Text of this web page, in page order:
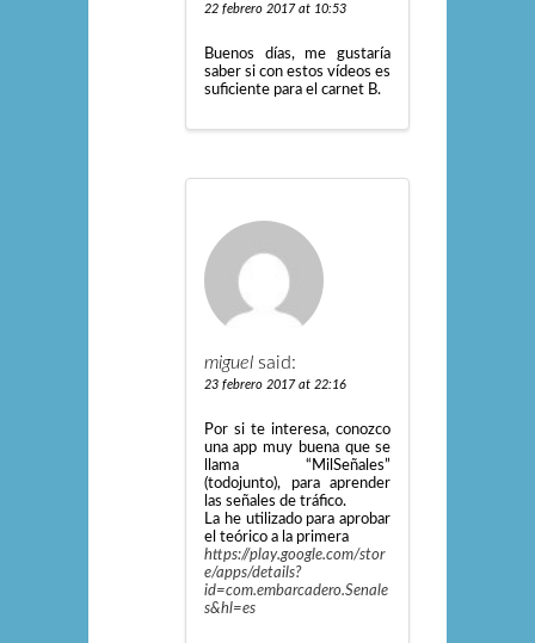
22 febrero 2017 at 10:53
Buenos dí­as, me gustarí­a
saber si con estos ví­deos es
suficiente para el carnet B.
miguel said:
23 febrero 2017 at 22:16
Por si te interesa, conozco
una app muy buena que se
llama “MilSeñales”
(todojunto), para aprender
las señales de tráfico.
La he utilizado para aprobar
el teórico a la primera
https://play.google.com/stor
e/apps/details?
id=com.embarcadero.Senale
s&hl=es